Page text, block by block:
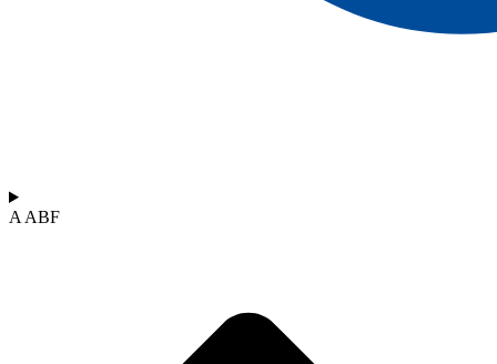
A ABF